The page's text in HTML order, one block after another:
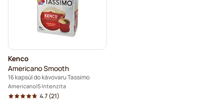
Kenco
Americano Smooth
16 kapsúl do kávovaru Tassimo
Americano 5 Intenzita
4.7(21)